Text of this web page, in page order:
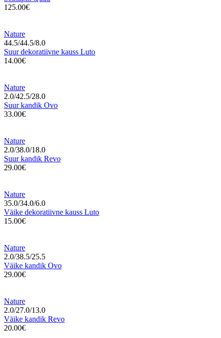
125.00€
Nature
44.5/44.5/8.0
Suur dekoratiivne kauss Luto
14.00€
Nature
2.0/42.5/28.0
Suur kandik Ovo
33.00€
Nature
2.0/38.0/18.0
Suur kandik Revo
29.00€
Nature
35.0/34.0/6.0
Väike dekoratiivne kauss Luto
15.00€
Nature
2.0/38.5/25.5
Väike kandik Ovo
29.00€
Nature
2.0/27.0/13.0
Väike kandik Revo
20.00€